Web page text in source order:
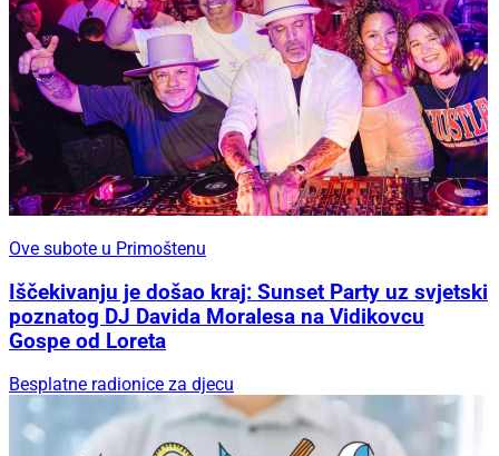
Ove subote u Primoštenu
Iščekivanju je došao kraj: Sunset Party uz svjetski
poznatog DJ Davida Moralesa na Vidikovcu
Gospe od Loreta
Besplatne radionice za djecu